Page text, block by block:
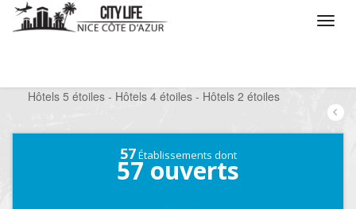
Hôtels 5 étoiles - Hôtels 4 étoiles - Hôtels 2 étoiles
57Établissements dont
57 ouverts